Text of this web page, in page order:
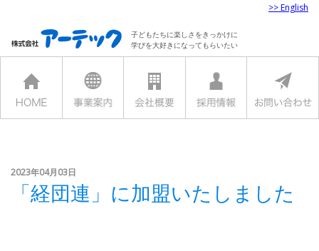
>> English
子どもたちに楽しさをきっかけに
学びを大好きになってもらいたい
2023年04月03日
「経団連」に加盟いたしました